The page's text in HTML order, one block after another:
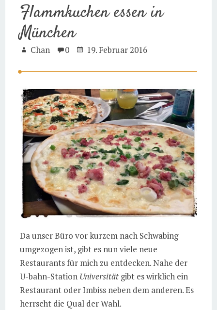
Flammkuchen essen in
München
Chan 0 19. Februar 2016
Da unser Büro vor kurzem nach Schwabing
umgezogen ist, gibt es nun viele neue
Restaurants für mich zu entdecken. Nahe der
U-bahn-Station Universität gibt es wirklich ein
Restaurant oder Imbiss neben dem anderen. Es
herrscht die Qual der Wahl.